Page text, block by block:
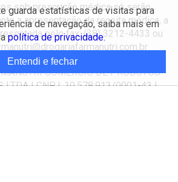
sob prescrição médica só serão
a apresentação da receita médica, a
pelo fax: (38) 3212-4433 ou
COMERCIO DE PRODUTOS
LTDA | CNPJ: 10.578.913/0001-43 |
guarda estatísticas de visitas para
de navegação, saiba mais em
política de privacidade.
Entendi e fechar